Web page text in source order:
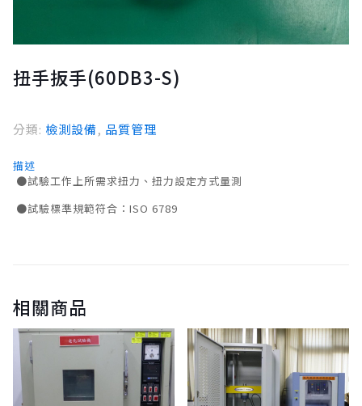
扭手扳手(60DB3-S)
分類: 檢測設備, 品質管理
描述
●試驗工作上所需求扭力、扭力設定方式量測
●試驗標準規範符合：ISO 6789
相關商品